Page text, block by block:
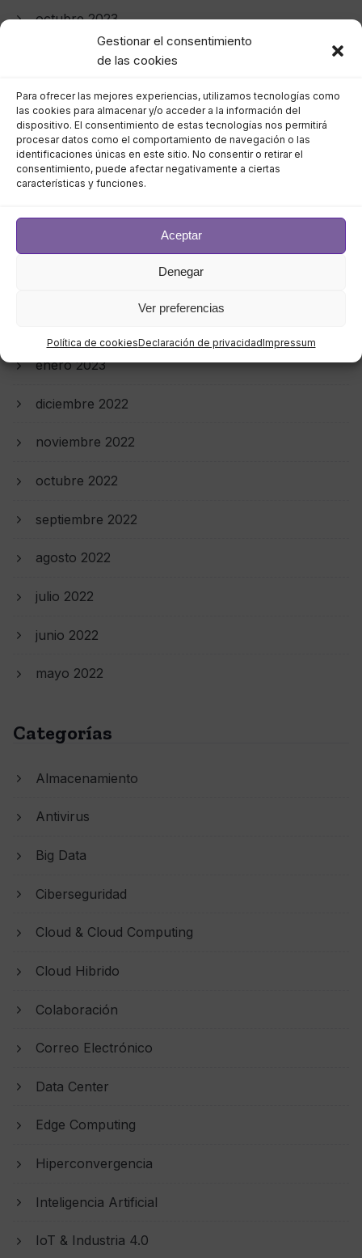
Gestionar el consentimiento
de las cookies
Para ofrecer las mejores experiencias, utilizamos tecnologías como
las cookies para almacenar y/o acceder a la información del
dispositivo. El consentimiento de estas tecnologías nos permitirá
procesar datos como el comportamiento de navegación o las
identificaciones únicas en este sitio. No consentir o retirar el
consentimiento, puede afectar negativamente a ciertas
características y funciones.
Aceptar
Denegar
Ver preferencias
Política de cookiesDeclaración de privacidadImpressum
octubre 2023
septiembre 2023
agosto 2023
julio 2023
junio 2023
abril 2023
enero 2023
diciembre 2022
noviembre 2022
octubre 2022
septiembre 2022
agosto 2022
julio 2022
junio 2022
mayo 2022
Categorías
Almacenamiento
Antivirus
Big Data
Ciberseguridad
Cloud & Cloud Computing
Cloud Hibrido
Colaboración
Correo Electrónico
Data Center
Edge Computing
Hiperconvergencia
Inteligencia Artificial
IoT & Industria 4.0